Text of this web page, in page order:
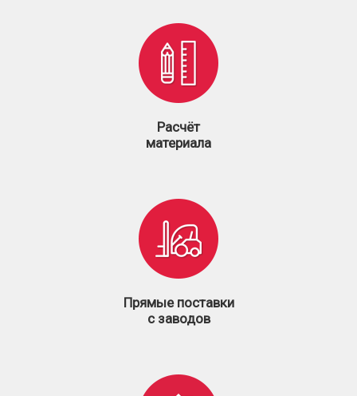
Расчёт
материала
Прямые поставки
с заводов